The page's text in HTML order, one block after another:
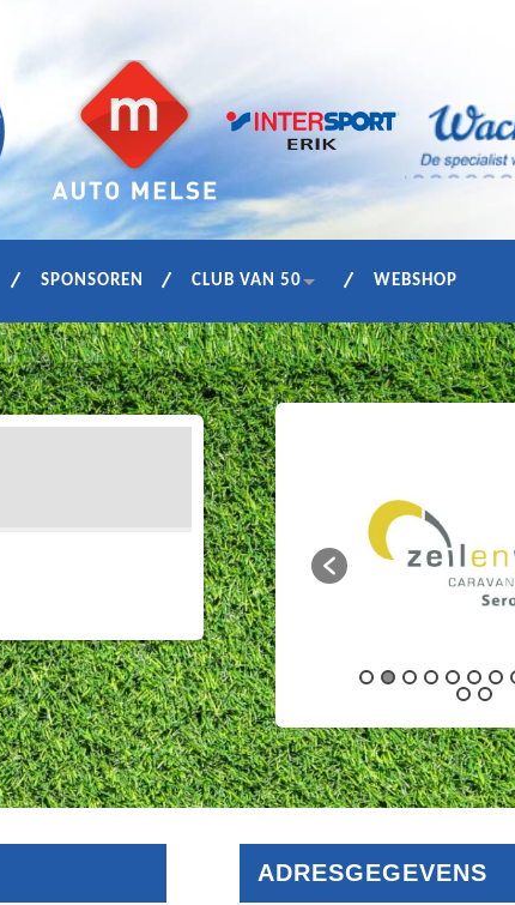
SPONSOREN CLUB VAN 50 WEBSHOP
ADRESGEGEVENS